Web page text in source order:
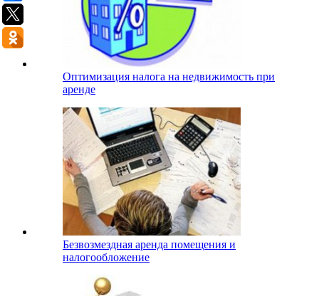
Оптимизация налога на недвижимость при
аренде
Безвозмездная аренда помещения и
налогообложение